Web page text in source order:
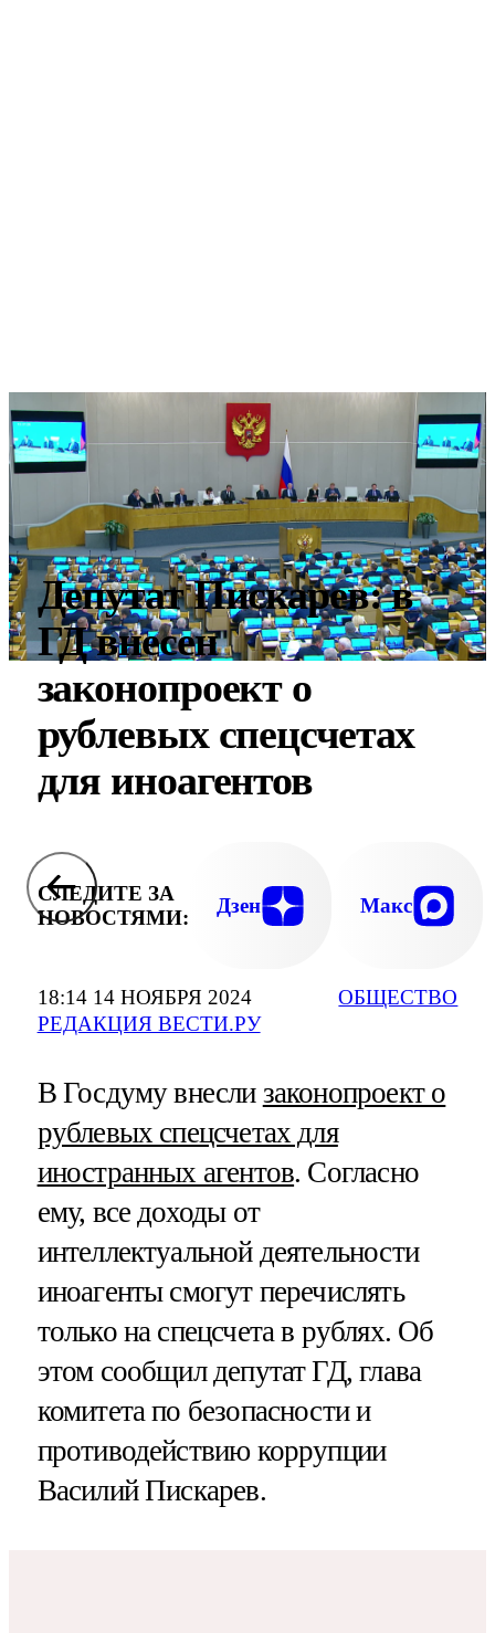
18:14 14 НОЯБРЯ 2024
РЕДАКЦИЯ ВЕСТИ.РУ
ОБЩЕСТВО
Депутат Пискарев: в
ГД внесен
законопроект о
рублевых спецсчетах
для иноагентов
СЛЕДИТЕ ЗА
НОВОСТЯМИ:
Дзен Макс
В Госдуму внесли законопроект о
рублевых спецсчетах для
иностранных агентов. Согласно
ему, все доходы от
интеллектуальной деятельности
иноагенты смогут перечислять
только на спецсчета в рублях. Об
этом сообщил депутат ГД, глава
комитета по безопасности и
противодействию коррупции
Василий Пискарев.